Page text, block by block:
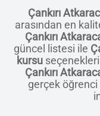
Çankırı
arasından en
Çankırı
güncel listesi ile
kursu
Çankırı
gerçek